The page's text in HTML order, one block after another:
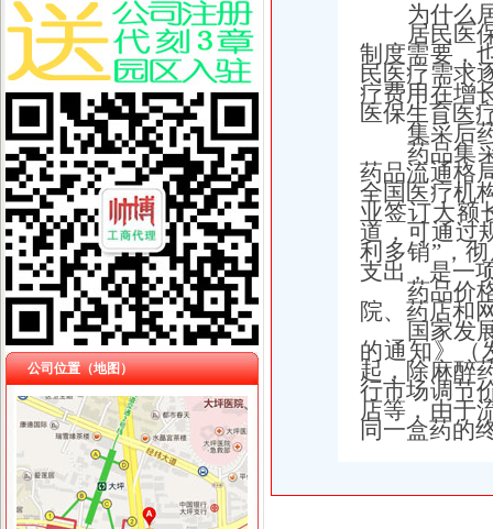
公司位置（地图）
为什么
居民医
制度需要，
民医疗需求
疗费用在增
医保生育医
集采后
药品集
药品流通格
全国医疗机
业签订大额
道，可通过
利多销”，
支出，是一
药品价
院、药店和
国家发
的通知》（
起，除麻醉
行市场调节
店等，由于
同一盒药的